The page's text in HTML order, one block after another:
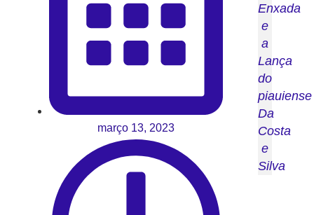
março 13, 2023
Enxada
e
a
Lança
do
piauiense
Da
Costa
e
Silva